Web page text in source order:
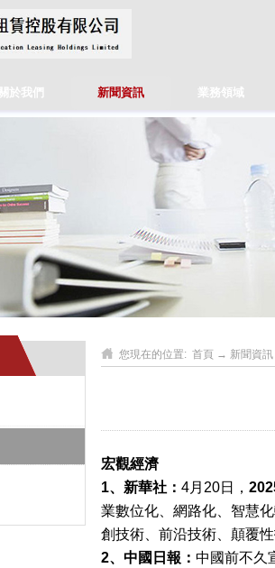
關於我們 新聞資訊 業務領域
您現在的位置: 首頁 → 新聞資訊
宏觀經濟
1、新華社： 4月 20日，
業數位化、網路化、智慧
創技術、前沿技術、顛覆
2、中國日報： 中國前不久